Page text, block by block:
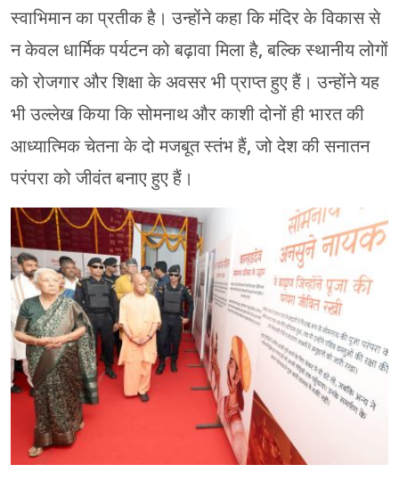
स्वाभिमान का प्रतीक है। उन्होंने कहा कि मंदिर के विकास से
न केवल धार्मिक पर्यटन को बढ़ावा मिला है, बल्कि स्थानीय लोगों
को रोजगार और शिक्षा के अवसर भी प्राप्त हुए हैं। उन्होंने यह
भी उल्लेख किया कि सोमनाथ और काशी दोनों ही भारत की
आध्यात्मिक चेतना के दो मजबूत स्तंभ हैं, जो देश की सनातन
परंपरा को जीवंत बनाए हुए हैं।